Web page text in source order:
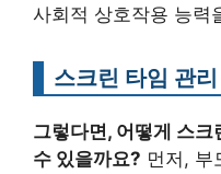
사회적 상호작용 능력
스크린 타임 관
그렇다면, 어떻게 스
수 있을까요? 먼저, 부